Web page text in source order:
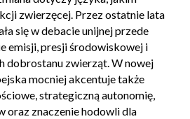
zwierzęcej. Przez ostatnie lata
się w debacie unijnej przede
emisji, presji środowiskowej i
dobrostanu zwierząt. W nowej
mocniej akcentuje także
strategiczną autonomię,
oraz znaczenie hodowli dla